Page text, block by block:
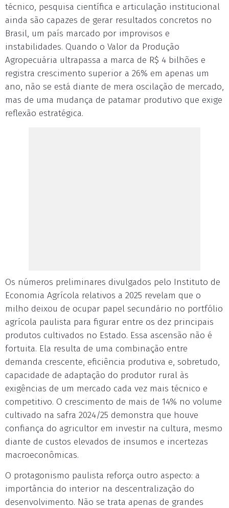
técnico, pesquisa científica e articulação institucional
ainda são capazes de gerar resultados concretos no
Brasil, um país marcado por improvisos e
instabilidades. Quando o Valor da Produção
Agropecuária ultrapassa a marca de R$ 4 bilhões e
registra crescimento superior a 26% em apenas um
ano, não se está diante de mera oscilação de mercado,
mas de uma mudança de patamar produtivo que exige
reflexão estratégica.
Os números preliminares divulgados pelo Instituto de
Economia Agrícola relativos a 2025 revelam que o
milho deixou de ocupar papel secundário no portfólio
agrícola paulista para figurar entre os dez principais
produtos cultivados no Estado. Essa ascensão não é
fortuita. Ela resulta de uma combinação entre
demanda crescente, eficiência produtiva e, sobretudo,
capacidade de adaptação do produtor rural às
exigências de um mercado cada vez mais técnico e
competitivo. O crescimento de mais de 14% no volume
cultivado na safra 2024/25 demonstra que houve
confiança do agricultor em investir na cultura, mesmo
diante de custos elevados de insumos e incertezas
macroeconômicas.
O protagonismo paulista reforça outro aspecto: a
importância do interior na descentralização do
desenvolvimento. Não se trata apenas de grandes